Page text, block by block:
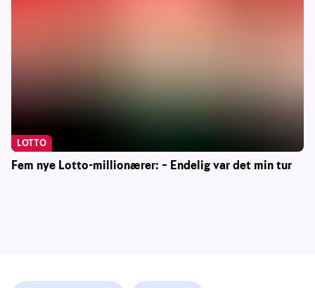
Fem nye Lotto-millionærer: – Endelig var det min tur
LOTTO